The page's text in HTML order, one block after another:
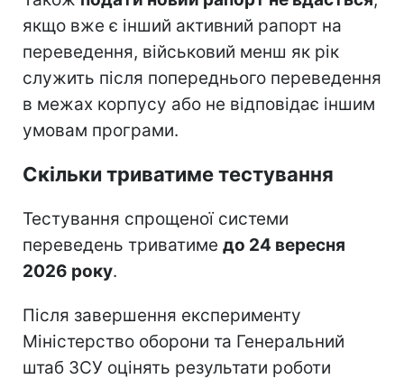
якщо вже є інший активний рапорт на
переведення, військовий менш як рік
служить після попереднього переведення
в межах корпусу або не відповідає іншим
умовам програми.
Скільки триватиме тестування
Тестування спрощеної системи
переведень триватиме до 24 вересня
2026 року.
Після завершення експерименту
Міністерство оборони та Генеральний
штаб ЗСУ оцінять результати роботи